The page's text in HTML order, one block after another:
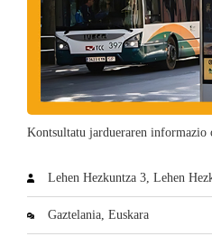
Kontsultatu jardueraren informazio
Lehen Hezkuntza 3, Lehen
Gaztelania, Euskara